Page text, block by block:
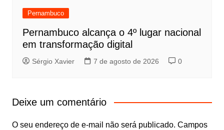
Pernambuco
Pernambuco alcança o 4º lugar nacional
em transformação digital
Sérgio Xavier 7 de agosto de 2026 0
Deixe um comentário
O seu endereço de e-mail não será publicado. Campos